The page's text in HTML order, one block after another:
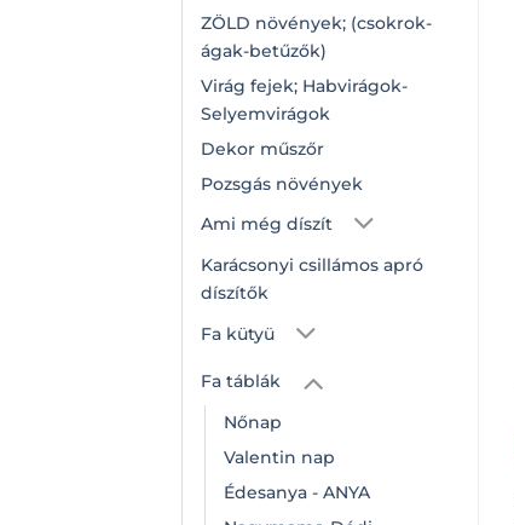
ZÖLD növények; (csokrok-
ágak-betűzők)
Virág fejek; Habvirágok-
Selyemvirágok
Dekor műszőr
Pozsgás növények
Ami még díszít
Karácsonyi csillámos apró
díszítők
Fa kütyü
Fa táblák
Nőnap
Valentin nap
Édesanya - ANYA